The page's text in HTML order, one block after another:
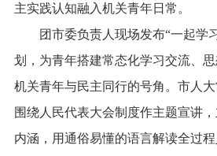
主实践认知融入机关青年日常。
团市委负责人现场发布“一起学
划，为青年搭建常态化学习交流、
机关青年与民主同行的号角。市人
围绕人民代表大会制度作主题宣讲
内涵，用通俗易懂的语言解读全过程